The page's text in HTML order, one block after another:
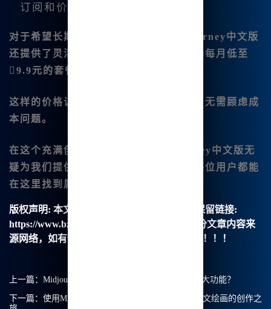
订阅和价格
对于希望长期使用的用户，目前
Midjou.rney中文版
还提供了灵活的订阅方式。你可以选择每月低至
9.9元的套餐，享受无限次的绘图体验。
这样的价格让许多创作者都能负担得起，无需顾虑成
本问题。
在这个充满创造力的时代， Mi🔥djourney中文版无
疑为我们提供了一个全新的平台，希望每位用户都能
在这里找到属于自己的艺术表达|方式。
版权声明: 本文由【B族智能】原创，转载请保留链接:
https://www.bzu.cn/news/show/3562.html，部分文章内容来
源网络，如有侵权请联系我们删除处理。谢谢！！！
上一篇： Midjourney中文绘画：我该如何使用它的强大功能？
下一篇： 使用Midjourney提示词参数，轻松实现Mj中文绘画的创作之